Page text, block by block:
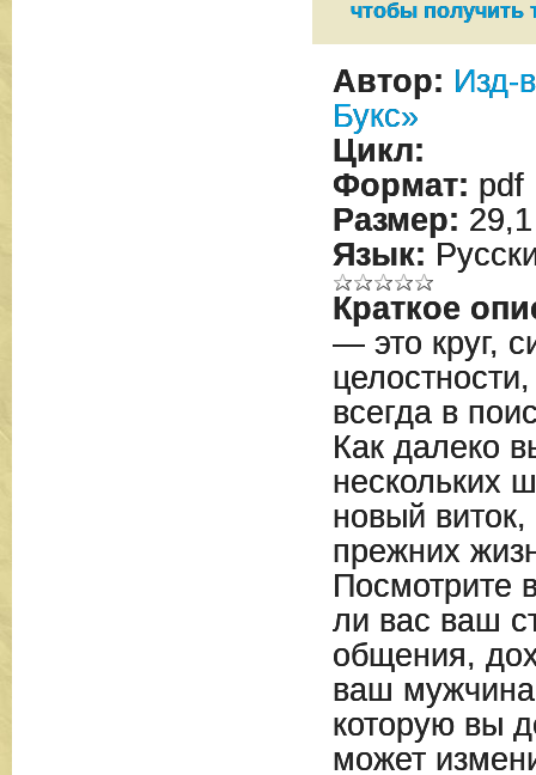
чтобы получить
Автор: Изд-
Букс»
Цикл:
Формат: pdf
Размер:
Язык:
Краткое
— это круг,
всегда в
Как далеко
нескольких
новый
прежних
Посмотрите
ли вас ваш
общения,
ваш
которую вы
может